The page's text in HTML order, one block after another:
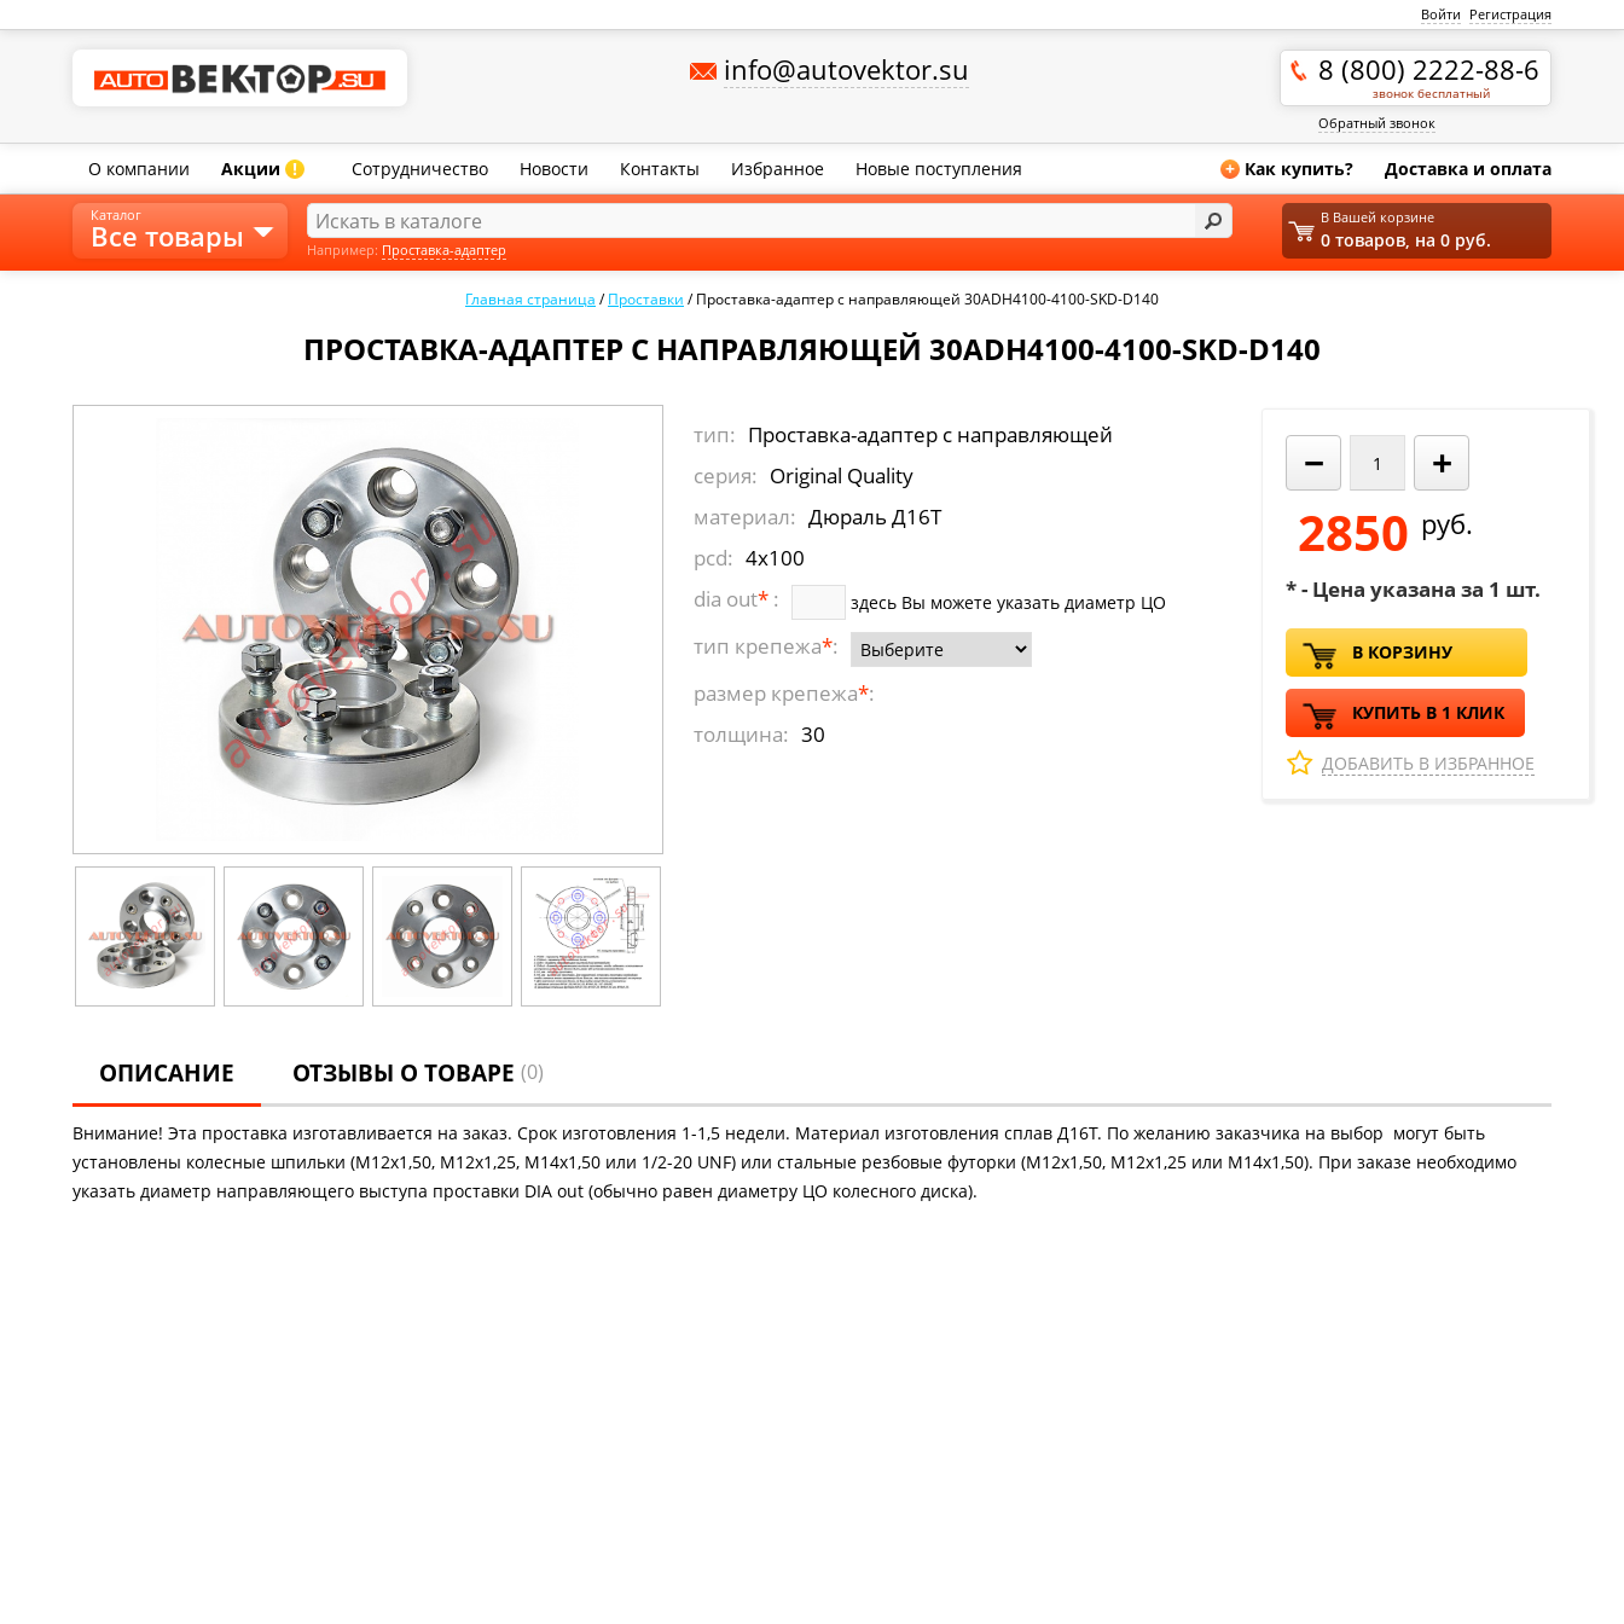
Войти Регистрация
info@autovektor.su 8 (800) 2222-88-6
звонок бесплатный
Обратный звонок
О компании Акции ! Сотрудничество Новости Контакты Избранное Новые поступления + Как купить? Доставка и оплата
Главная страница /Проставки /Проставка-адаптер с направляющей 30ADH4100-4100-SKD-D140
ПРОСТАВКА-АДАПТЕР С НАПРАВЛЯЮЩЕЙ 30ADH4100-4100-SKD-D140
тип: Проставка-адаптер с направляющей
серия: Original Quality
материал: Дюраль Д16Т
pcd: 4x100
dia out*: здесь Вы можете указать диаметр ЦО
тип крепежа*:
размер крепежа*:
толщина: 30
− +
2850 руб.
* - Цена указана за 1 шт.
В КОРЗИНУ
КУПИТЬ В 1 КЛИК
ДОБАВИТЬ В ИЗБРАННОЕ
ОПИСАНИЕ ОТЗЫВЫ О ТОВАРЕ (0)
Внимание! Эта проставка изготавливается на заказ. Срок изготовления 1-1,5 недели. Материал изготовления сплав Д16Т. По желанию заказчика на выбор могут быть
установлены колесные шпильки (М12х1,50, М12х1,25, М14х1,50 или 1/2-20 UNF) или стальные резбовые футорки (М12х1,50, М12х1,25 или М14х1,50). При заказе необходимо
указать диаметр направляющего выступа проставки DIA out (обычно равен диаметру ЦО колесного диска).
Каталог
Все товары
В Вашей корзине
0 товаров, на 0 руб.
Например: Проставка-адаптер